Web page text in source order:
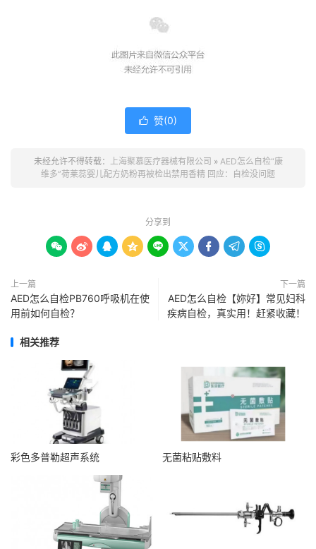
 赞(0)
未经允许不得转载： 上海聚慕医疗器械有限公司 » AED怎么自检“康
维多”荷莱蕊婴儿配方奶粉再被检出禁用香精 回应：自检没问题
分享到
        
上一篇
AED怎么自检PB760呼吸机在使
用前如何自检？
下一篇
AED怎么自检【妳好】常见妇科
疾病自检，真实用！赶紧收藏！
相关推荐
彩色多普勒超声系统 无菌粘贴敷料